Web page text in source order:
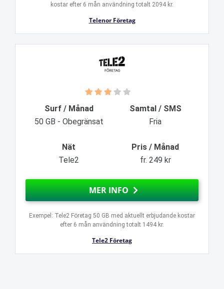
kostar efter 6 mån användning totalt 2094 kr.
Telenor Företag
Surf / Månad
50 GB - Obegränsat
Samtal / SMS
Fria
Nät
Tele2
Pris / Månad
fr. 249 kr
MER INFO
Exempel: Tele2 Företag 50 GB med aktuellt erbjudande kostar
efter 6 mån användning totalt 1494 kr.
Tele2 Företag